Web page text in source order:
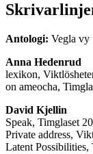
Antologi: Vegla vy
Anna Hedenrud
lexikon,
on ameocha,
David Kjellin
Speak, Timglaset
Private address,
Latent Possibilities,